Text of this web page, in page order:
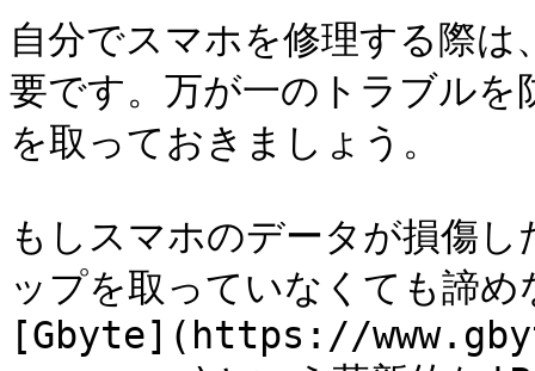
自分でスマホを修理する際
要です。万が一のトラブル
を取っておきましょう。
もしスマホのデータが損傷
ップを取っていなくても諦
[Gbyte](https://